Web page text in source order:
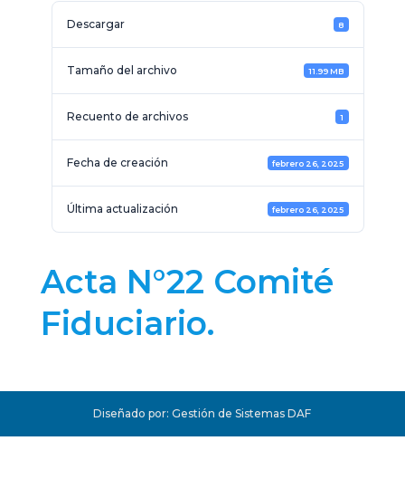
Descargar 8
Tamaño del archivo 11.99 MB
Recuento de archivos 1
Fecha de creación febrero 26, 2025
Última actualización febrero 26, 2025
Acta N°22 Comité
Fiduciario.
Diseñado por: Gestión de Sistemas DAF